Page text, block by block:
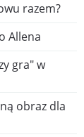
razem?
Allena
gra" w
obraz dla